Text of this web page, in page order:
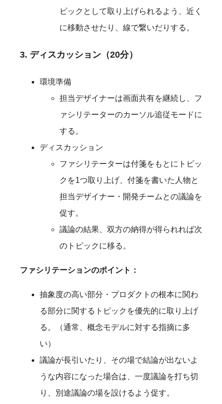
ピックとして取り上げられるよう、近く
に移動させたり、線で繋いだりする。
3. ディスカッション（20分）
環境準備
担当デザイナーは画面共有を継続し、フ
ァシリテーターのカーソル追従モードに
する。
ディスカッション
ファシリテーターは付箋をもとにトピッ
クを1つ取り上げ、付箋を書いた人物と
担当デザイナー・開発チームとの議論を
促す。
議論の結果、双方の納得が得られれば次
のトピックに移る。
ファシリテーションのポイント：
抽象度の高い部分・プロダクトの根本に関わ
る部分に関するトピックを優先的に取り上げ
る。（通常、概念モデルに対する指摘に多
い）
議論が長引いたり、その場で結論が出ないよ
うな内容になった場合は、一度議論を打ち切
り、別途議論の場を設けるよう促す。